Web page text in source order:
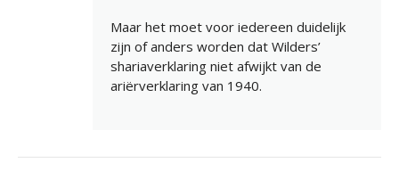
Maar het moet voor iedereen duidelijk
zijn of anders worden dat Wilders’
shariaverklaring niet afwijkt van de
ariërverklaring van 1940.